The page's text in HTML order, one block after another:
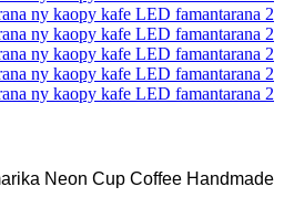
Neon Cup Coffee Handmade